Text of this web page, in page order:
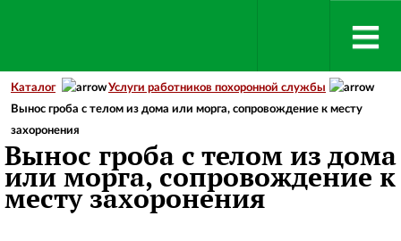
Каталог
Услуги работников похоронной службы
Вынос гроба с телом из дома или морга, сопровождение к месту
захоронения
Вынос гроба с телом из дома
или морга, сопровождение к
месту захоронения